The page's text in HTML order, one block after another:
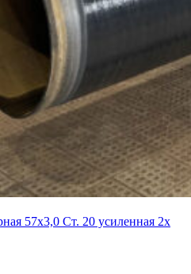
57х3,0 Ст. 20 усиленная 2х